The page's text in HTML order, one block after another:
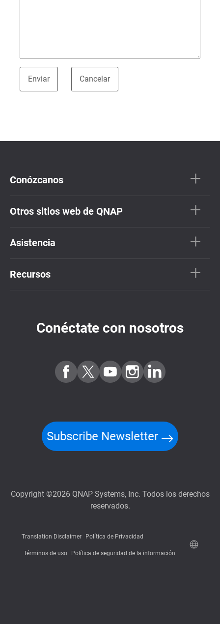
Conózcanos
Otros sitios web de QNAP
Asistencia
Recursos
Conéctate con nosotros
Subscribe Newsletter
Copyright ©2026 QNAP Systems, Inc. Todos los derechos
reservados.
Translation Disclaimer Política de Privacidad
Términos de uso Política de seguridad de la información